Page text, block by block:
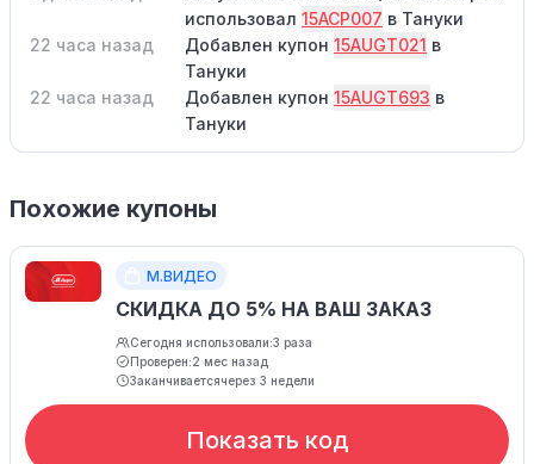
использовал 15ACP007 в Тануки
22 часа назад
Добавлен купон 15AUGT021 в
Тануки
22 часа назад
Добавлен купон 15AUGT693 в
Тануки
Похожие купоны
М.ВИДЕО
СКИДКА ДО 5% НА ВАШ ЗАКАЗ
Сегодня использовали:3 раза
Проверен:2 мес назад
Заканчиваетсячерез 3 недели
Показать код